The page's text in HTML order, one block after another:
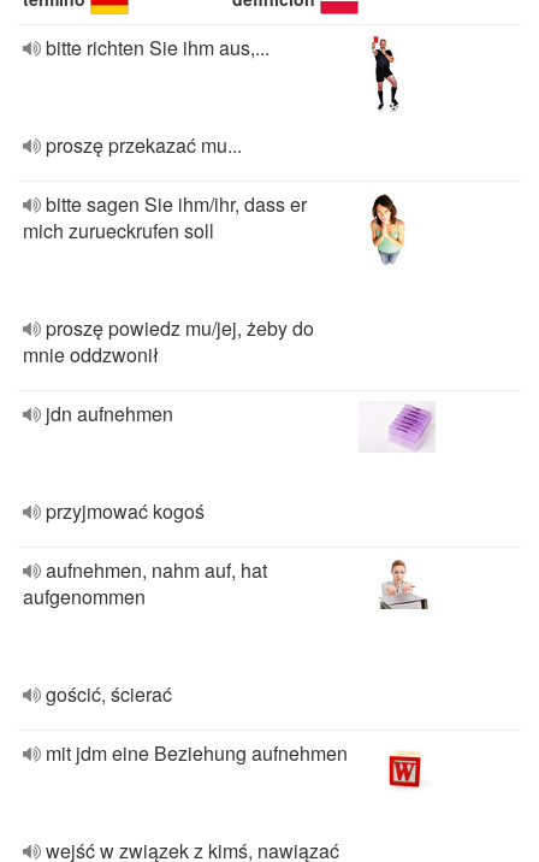
bitte richten Sie ihm aus,...
proszę przekazać mu...
bitte sagen Sie ihm/ihr, dass er
mich zurueckrufen soll
proszę powiedz mu/jej, żeby do
mnie oddzwonił
jdn aufnehmen
przyjmować kogoś
aufnehmen, nahm auf, hat
aufgenommen
gościć, ścierać
mit jdm eine Beziehung aufnehmen
wejść w związek z kimś, nawiązać